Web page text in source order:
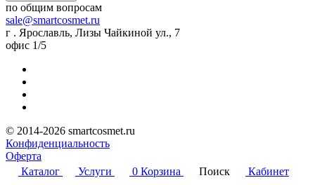
по общим вопросам
sale@smartcosmet.ru
г . Ярославль, Лизы Чайкиной ул., 7
офис 1/5
© 2014-2026 smartcosmet.ru
Конфиденциальность
Оферта
Каталог
Услуги 0 Корзина Поиск Кабинет